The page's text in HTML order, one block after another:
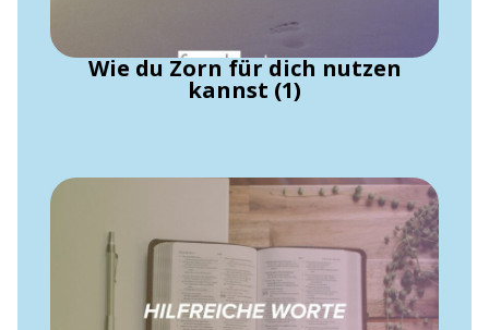
Wie du Zorn für dich nutzen
kannst (1)